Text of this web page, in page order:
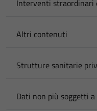
Interventi straordinari
Altri contenuti
Strutture sanitarie
Dati non più soggetti